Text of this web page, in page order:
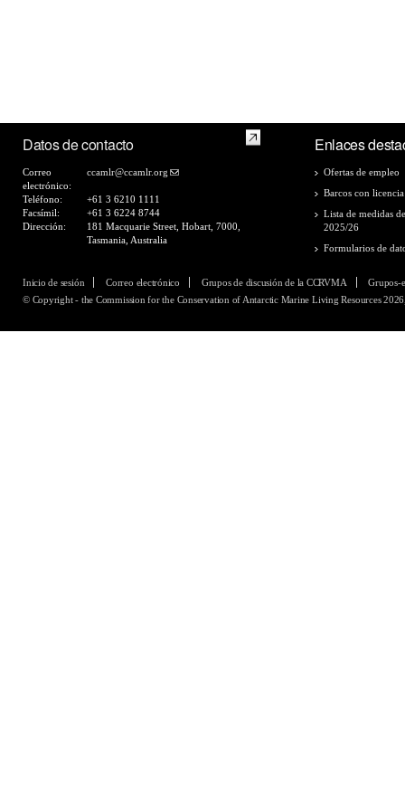
Datos de contacto
Correo
electrónico:
ccamlr@ccamlr.org
Teléfono:
+61 3 6210 1111
Facsímil:
+61 3 6224 8744
Dirección:
181 Macquarie Street, Hobart, 7000,
Tasmania, Australia
Enlaces
Ofertas de empleo
Barcos con
Lista de medidas
2025/26
Formularios de
Inicio de sesión Correo electrónico Grupos de discusión de la CCRVMA
Grupos-
© Copyright - the Commission for the Conservation of Antarctic Marine Living Resources